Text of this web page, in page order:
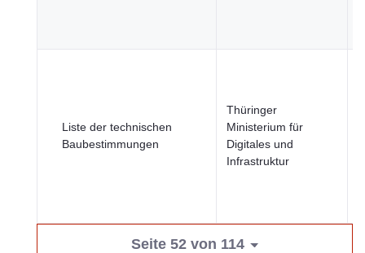
Liste der technischen
Baubestimmungen
Thüringer
Ministerium für
Digitales und
Infrastruktur
Seite 52 von 114